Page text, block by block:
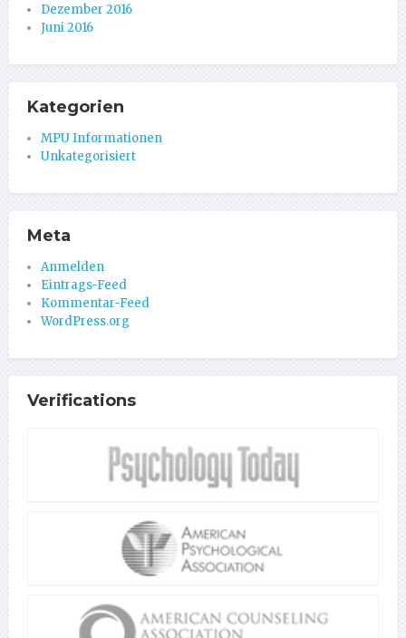
Dezember 2016
Juni 2016
Kategorien
MPU Informationen
Unkategorisiert
Meta
Anmelden
Eintrags-Feed
Kommentar-Feed
WordPress.org
Verifications